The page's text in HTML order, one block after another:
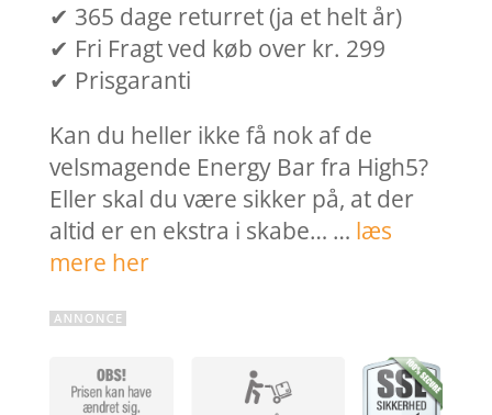
✔ 365 dage returret (ja et helt år)
✔ Fri Fragt ved køb over kr. 299
✔ Prisgaranti
Kan du heller ikke få nok af de
velsmagende Energy Bar fra High5?
Eller skal du være sikker på, at der
altid er en ekstra i skabe… … læs
mere her